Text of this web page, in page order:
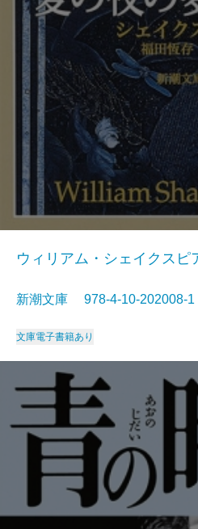
ウィリアム・シェイクスピ
新潮文庫 978-4-10-
文庫電子書籍あり